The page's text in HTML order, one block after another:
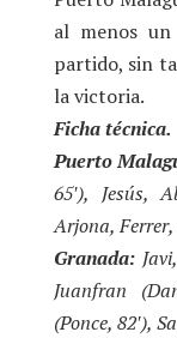
al menos
partido, sin
la victoria.
Ficha técnica.
Puerto
65′), Jesús,
Arjona, Ferrer,
Granada:
Juanfran
(Ponce, 82′),